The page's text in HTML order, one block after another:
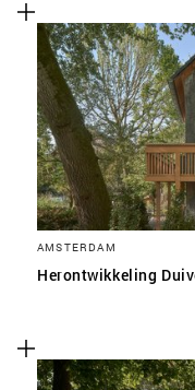
AMSTERDAM
Herontwikkeling